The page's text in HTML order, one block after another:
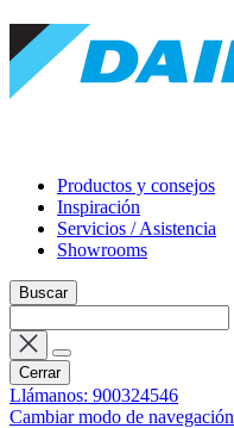
Productos y consejos
Inspiración
Servicios / Asistencia
Showrooms
Buscar
Cerrar
Llámanos: 900324546
Cambiar modo de navegación